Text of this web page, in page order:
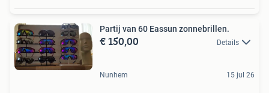
Partij van 60 Eassun zonnebrillen.
€ 150,00 Details
Nunhem 15 jul 26